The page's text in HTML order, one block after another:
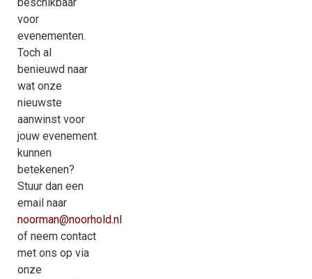
voor
evenementen.
Toch al
benieuwd naar
wat onze
nieuwste
aanwinst voor
jouw evenement
kunnen
betekenen?
Stuur dan een
email naar
noorman@noorhold.nl
of neem contact
met ons op via
onze